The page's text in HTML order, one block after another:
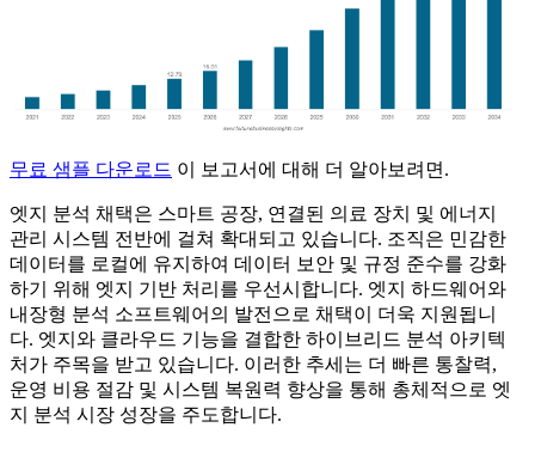
무료 샘플 다운로드 이 보고서에 대해 더 알아보려면.
엣지 분석 채택은 스마트 공장, 연결된 의료 장치 및 에너지
관리 시스템 전반에 걸쳐 확대되고 있습니다. 조직은 민감한
데이터를 로컬에 유지하여 데이터 보안 및 규정 준수를 강화
하기 위해 엣지 기반 처리를 우선시합니다. 엣지 하드웨어와
내장형 분석 소프트웨어의 발전으로 채택이 더욱 지원됩니
다. 엣지와 클라우드 기능을 결합한 하이브리드 분석 아키텍
처가 주목을 받고 있습니다. 이러한 추세는 더 빠른 통찰력,
운영 비용 절감 및 시스템 복원력 향상을 통해 총체적으로 엣
지 분석 시장 성장을 주도합니다.